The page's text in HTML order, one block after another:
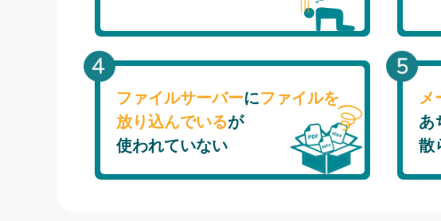
ファイルサーバーにファイルを
放り込んでいるが
使われていない
メ
あ
散